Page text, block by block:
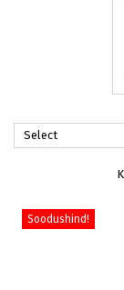
Select
Soodushind!